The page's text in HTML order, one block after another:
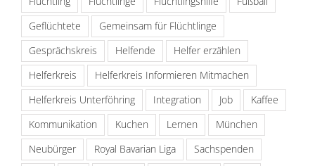
Geflüchtete
Gemeinsam für Flüchtlinge
Gesprächskreis
Helfende
Helfer erzählen
Helferkreis
Helferkreis Informieren Mitmachen
Helferkreis Unterföhring
Integration Job
Kaffee
Kommunikation
Kuchen Lernen
München
Neubürger
Royal Bavarian Liga
Sachspenden